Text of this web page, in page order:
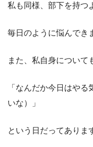
私も同様、部下を持つ
毎日のように悩んでき
また、私自身について
「なんだか今日はや
いな）」
という日だってありま